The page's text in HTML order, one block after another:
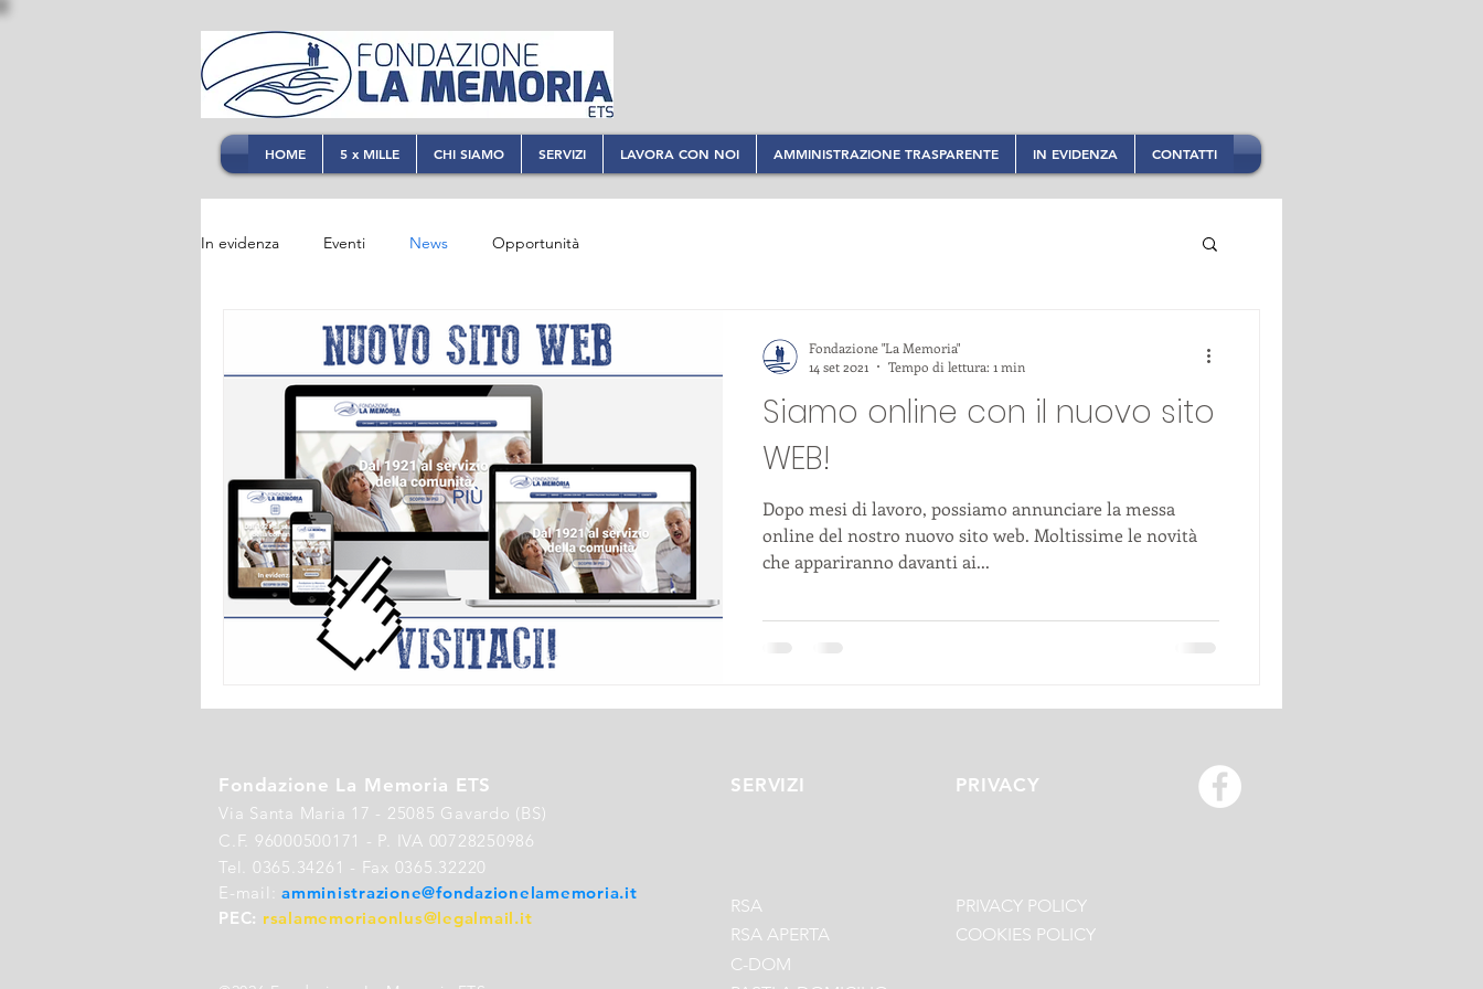
HOME 5 x MILLE CHI SIAMO SERVIZI LAVORA CON NOI AMMINISTRAZIONE TRASPARENTE IN EVIDENZA CONTATTI
In evidenza Eventi News Opportunità
Siamo online con il nuovo sito
WEB!
Dopo mesi di lavoro, possiamo annunciare la messa
online del nostro nuovo sito web. Moltissime le novità
che appariranno davanti ai...
Fondazione "La Memoria"
14 set 2021
Tempo di lettura: 1 min
Fondazione La Memoria ETS
Via Santa Maria 17 - 25085 Gavardo (BS)
C.F. 96000500171 - P. IVA 00728250986
Tel. 0365.34261 - Fax 0365.32220
E-mail: amministrazione@fondazionelamemoria.it
PEC: rsalamemoriaonlus@legalmail.it
SERVIZI
RSA
RSA APERTA
PRIVACY
PRIVACY POLICY
COOKIES POLICY
C-DOM